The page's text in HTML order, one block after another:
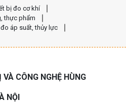
bị đo cơ khí
thực phẩm
áp suất, thủy lực
CÔNG NGHỆ HÙNG
NỘI